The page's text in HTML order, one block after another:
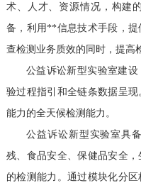
术、人才、资源情况，构建
备，利用**信息技术手段，
查检测业务质效的同时，提高
公益诉讼新型实验室建
验过程指引和全链条数据呈
能力的全天候检测能力。
公益诉讼新型实验室具
残、食品安全、保健品安全
的检测能力。通过模块化分